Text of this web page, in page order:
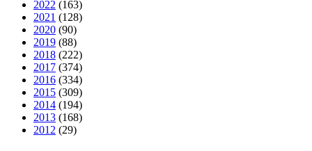
2022 (163)
2021 (128)
2020 (90)
2019 (88)
2018 (222)
2017 (374)
2016 (334)
2015 (309)
2014 (194)
2013 (168)
2012 (29)